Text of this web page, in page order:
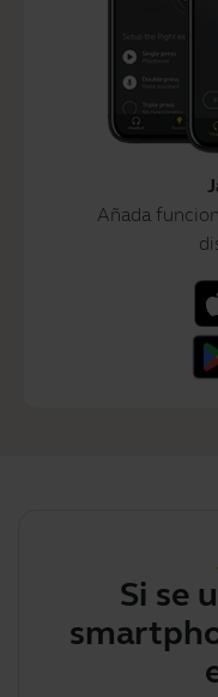
Añada
Si se